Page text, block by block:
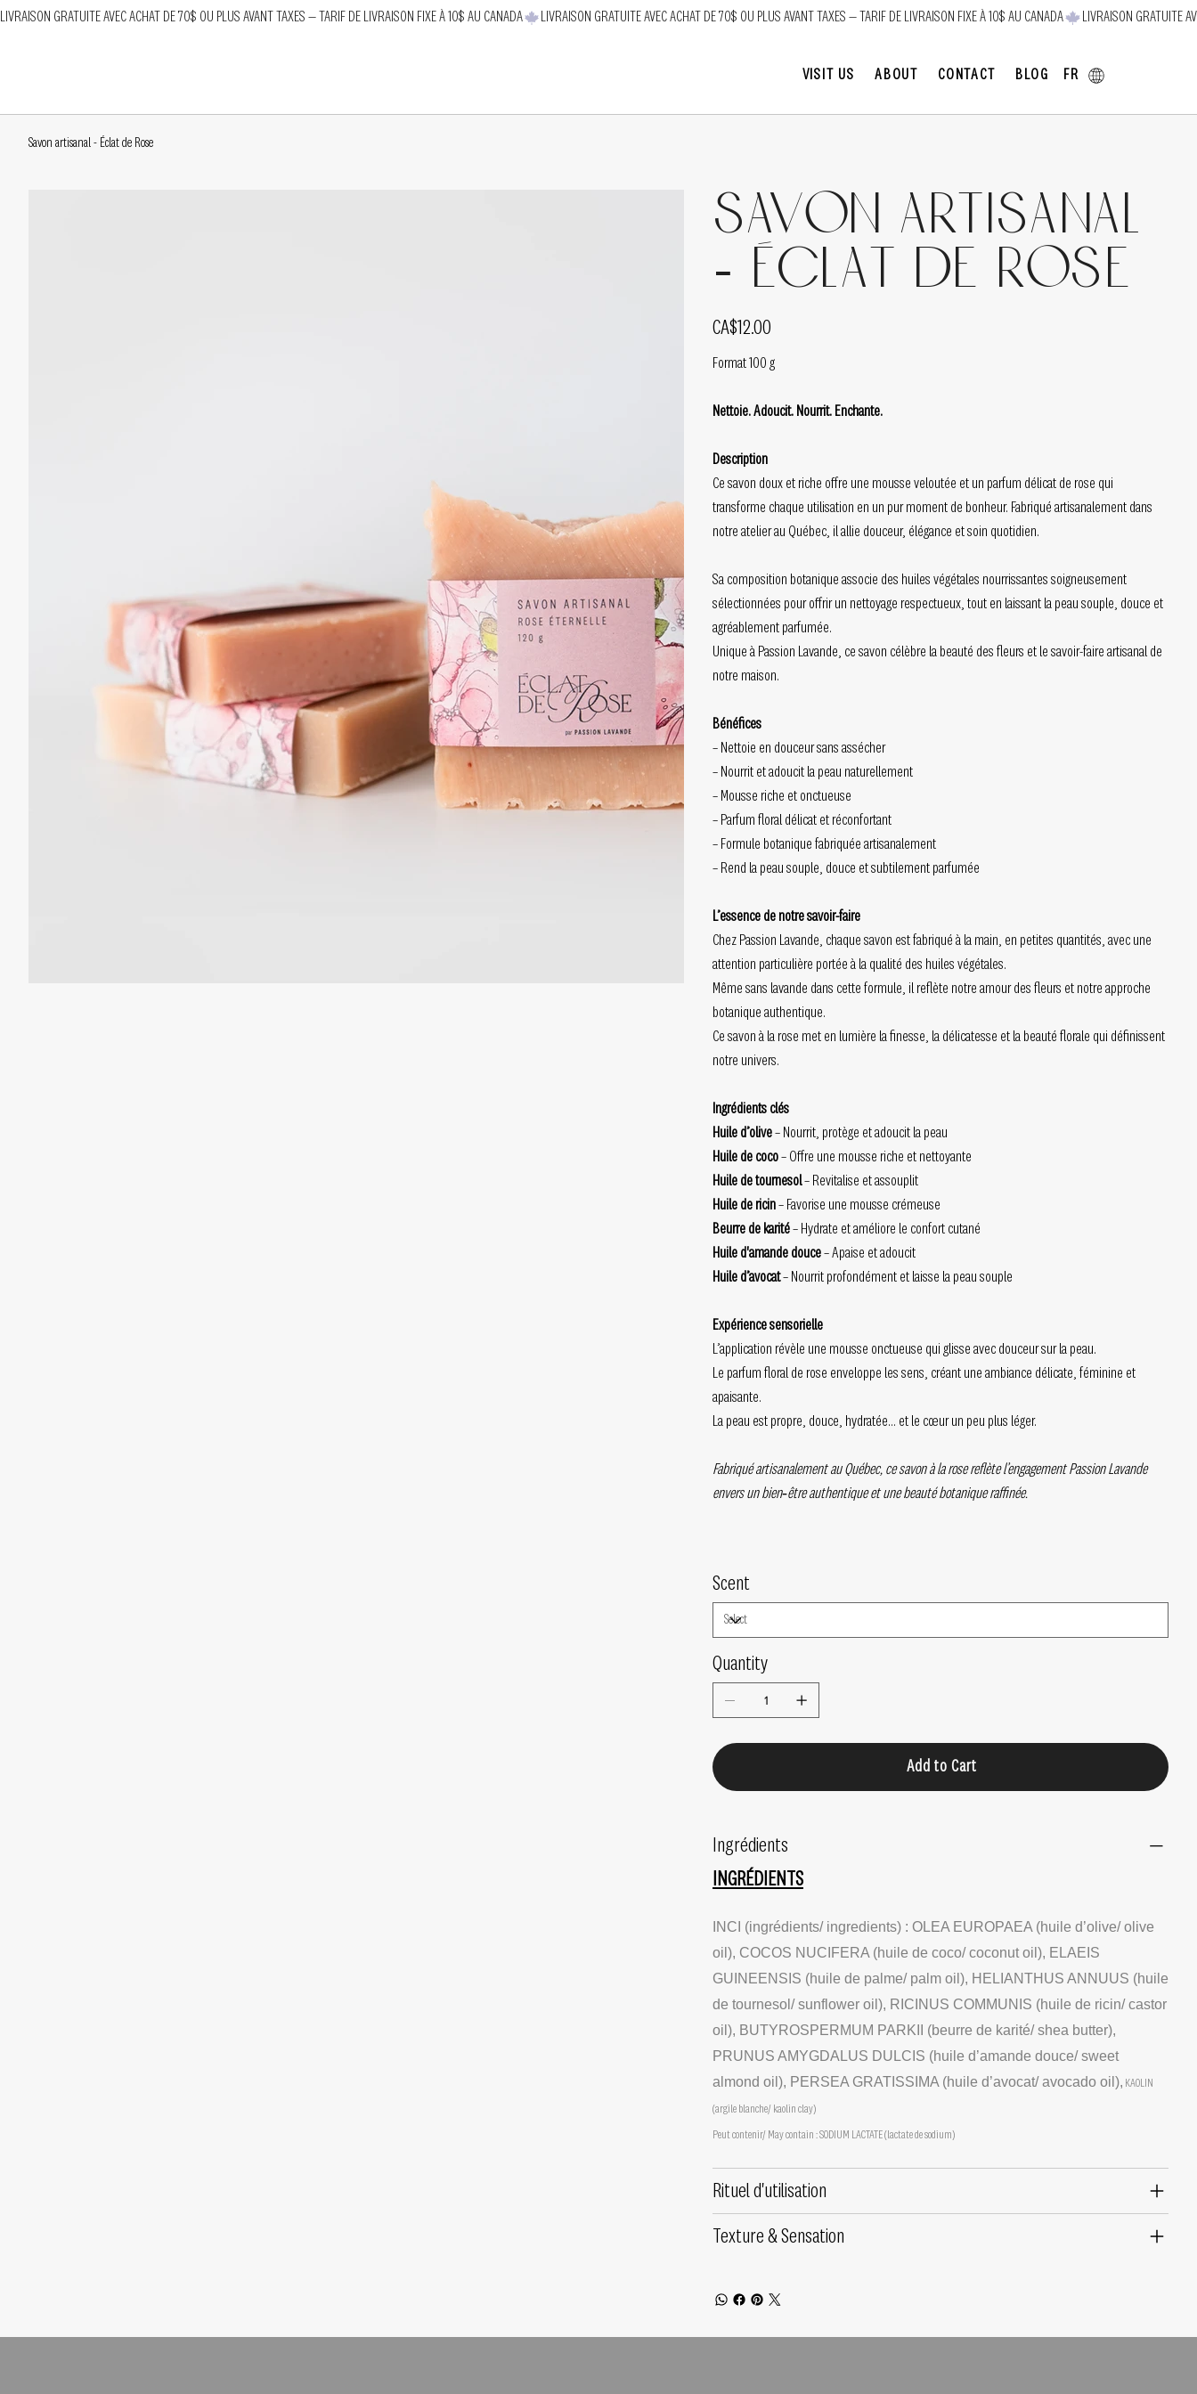
LIVRAISON GRATUITE AVEC ACHAT DE 70$ OU PLUS AVANT TAXES — TARIF DE LIVRAISON FIXE À 10$ AU CANADA
VISIT US ABOUT CONTACT BLOG FR
Savon artisanal - Éclat de Rose
Savon artisanal
- Éclat de Rose
Price
CA$12.00
Format 100 g
Nettoie. Adoucit. Nourrit. Enchante.
Description
Ce savon doux et riche offre une mousse veloutée et un parfum délicat de rose qui
transforme chaque utilisation en un pur moment de bonheur. Fabriqué artisanalement dans
notre atelier au Québec, il allie douceur, élégance et soin quotidien.
Sa composition botanique associe des huiles végétales nourrissantes soigneusement
sélectionnées pour offrir un nettoyage respectueux, tout en laissant la peau souple, douce et
agréablement parfumée.
Unique à Passion Lavande, ce savon célèbre la beauté des fleurs et le savoir-faire artisanal de
notre maison.
Bénéfices
– Nettoie en douceur sans assécher
– Nourrit et adoucit la peau naturellement
– Mousse riche et onctueuse
– Parfum floral délicat et réconfortant
– Formule botanique fabriquée artisanalement
– Rend la peau souple, douce et subtilement parfumée
L’essence de notre savoir-faire
Chez Passion Lavande, chaque savon est fabriqué à la main, en petites quantités, avec une
attention particulière portée à la qualité des huiles végétales.
Même sans lavande dans cette formule, il reflète notre amour des fleurs et notre approche
botanique authentique.
Ce savon à la rose met en lumière la finesse, la délicatesse et la beauté florale qui définissent
notre univers.
Ingrédients clés
Huile d’olive– Nourrit, protège et adoucit la peau
Huile de coco– Offre une mousse riche et nettoyante
Huile de tournesol– Revitalise et assouplit
Huile de ricin– Favorise une mousse crémeuse
Beurre de karité– Hydrate et améliore le confort cutané
Huile d'amande douce– Apaise et adoucit
Huile d’avocat– Nourrit profondément et laisse la peau souple
Expérience sensorielle
L’application révèle une mousse onctueuse qui glisse avec douceur sur la peau.
Le parfum floral de rose enveloppe les sens, créant une ambiance délicate, féminine et
apaisante.
La peau est propre, douce, hydratée… et le cœur un peu plus léger.
Fabriqué artisanalement au Québec, ce savon à la rose reflète l’engagement Passion Lavande
envers un bien‑être authentique et une beauté botanique raffinée.
Scent
Quantity
Add to Cart
Ingrédients
INGRÉDIENTS
INCI (ingrédients/ ingredients) : OLEA EUROPAEA (huile d’olive/ olive
oil), COCOS NUCIFERA (huile de coco/ coconut oil), ELAEIS
GUINEENSIS (huile de palme/ palm oil), HELIANTHUS ANNUUS (huile
de tournesol/ sunflower oil), RICINUS COMMUNIS (huile de ricin/ castor
oil), BUTYROSPERMUM PARKII (beurre de karité/ shea butter),
PRUNUS AMYGDALUS DULCIS (huile d’amande douce/ sweet
almond oil), PERSEA GRATISSIMA (huile d’avocat/ avocado oil), KAOLIN
(argile blanche/ kaolin clay)
Peut contenir/ May contain : SODIUM LACTATE (lactate de sodium)
Rituel d'utilisation
Texture & Sensation